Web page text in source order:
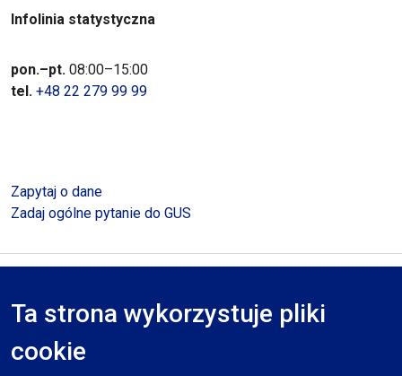
Ta strona wykorzystuje pliki
cookie
Infolinia statystyczna
pon.–pt. 08:00–15:00
tel. +48 22 279 99 99
Zapytaj o dane
Zadaj ogólne pytanie do GUS
RODO